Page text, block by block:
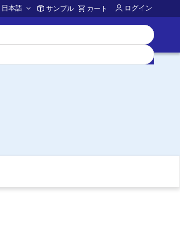
日本語 サンプル カート ログイン